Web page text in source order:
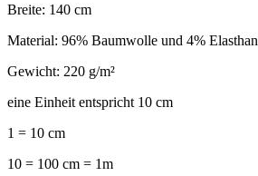
Breite: 140 cm
Material: 96% Baumwolle und 4% Elasthan
Gewicht: 220 g/m²
eine Einheit entspricht 10 cm
1 = 10 cm
10 = 100 cm = 1m